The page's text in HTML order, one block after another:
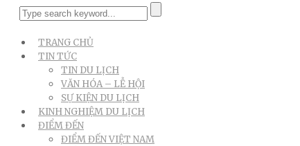
TRANG CHỦ
TIN TỨC
TIN DU LỊCH
VĂN HÓA – LỄ HỘI
SỰ KIỆN DU LỊCH
KINH NGHIỆM DU LỊCH
ĐIỂM ĐẾN
ĐIỂM ĐẾN VIỆT NAM